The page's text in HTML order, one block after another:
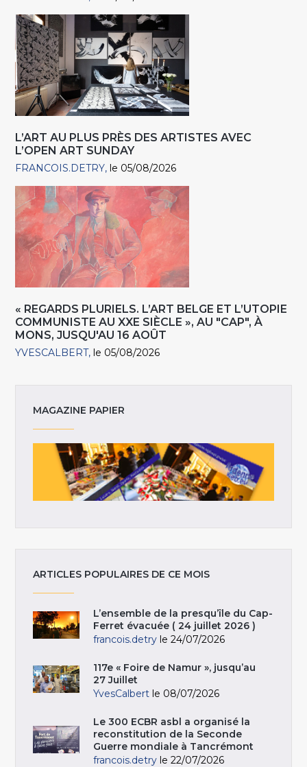
L’ART AU PLUS PRÈS DES ARTISTES AVEC
L’OPEN ART SUNDAY
FRANCOIS.DETRY le 05/08/2026
« REGARDS PLURIELS. L’ART BELGE ET L’UTOPIE
COMMUNISTE AU XXE SIÈCLE », AU "CAP", À
MONS, JUSQU'AU 16 AOÛT
YVESCALBERT le 05/08/2026
MAGAZINE PAPIER
ARTICLES POPULAIRES DE CE MOIS
L’ensemble de la presqu’île du Cap-
Ferret évacuée ( 24 juillet 2026 )
francois.detry le 24/07/2026
117e « Foire de Namur », jusqu’au
27 Juillet
YvesCalbert le 08/07/2026
Le 300 ECBR asbl a organisé la
reconstitution de la Seconde
Guerre mondiale à Tancrémont
francois.detry le 22/07/2026